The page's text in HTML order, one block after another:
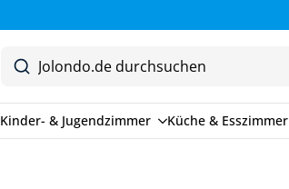
Kinder- & Jugendzimmer Küche & Esszimmer